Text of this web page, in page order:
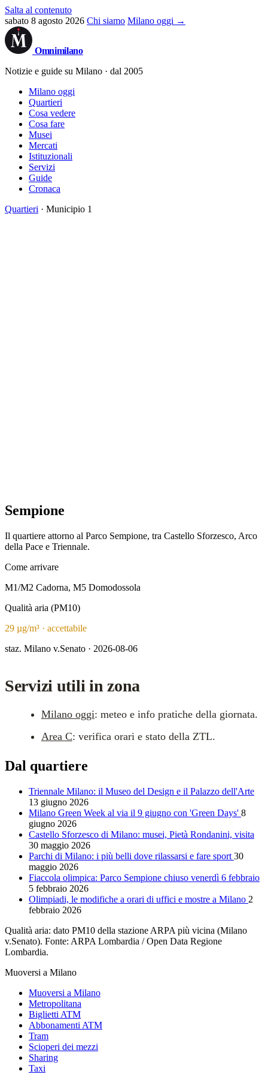
Salta al contenuto
sabato 8 agosto 2026 Chi siamo Milano oggi →
Omnimilano
Notizie e guide su Milano · dal 2005
Milano oggi
Quartieri
Cosa vedere
Cosa fare
Musei
Mercati
Istituzionali
Servizi
Guide
Cronaca
Quartieri · Municipio 1
Sempione
Il quartiere attorno al Parco Sempione, tra Castello Sforzesco, Arco
della Pace e Triennale.
Come arrivare
M1/M2 Cadorna, M5 Domodossola
Qualità aria (PM10)
29 µg/m³ · accettabile
staz. Milano v.Senato · 2026-08-06
Servizi utili in zona
Milano oggi: meteo e info pratiche della giornata.
Area C: verifica orari e stato della ZTL.
Dal quartiere
Triennale Milano: il Museo del Design e il Palazzo dell'Arte
13 giugno 2026
Milano Green Week al via il 9 giugno con 'Green Days' 8
giugno 2026
Castello Sforzesco di Milano: musei, Pietà Rondanini, visita
30 maggio 2026
Parchi di Milano: i più belli dove rilassarsi e fare sport 30
maggio 2026
Fiaccola olimpica: Parco Sempione chiuso venerdì 6 febbraio
5 febbraio 2026
Olimpiadi, le modifiche a orari di uffici e mostre a Milano 2
febbraio 2026
Qualità aria: dato PM10 della stazione ARPA più vicina (Milano
v.Senato). Fonte: ARPA Lombardia / Open Data Regione
Lombardia.
Muoversi a Milano
Muoversi a Milano
Metropolitana
Biglietti ATM
Abbonamenti ATM
Tram
Scioperi dei mezzi
Sharing
Taxi